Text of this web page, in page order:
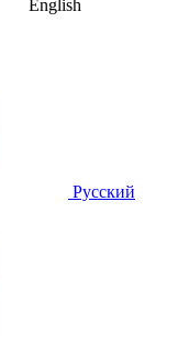
English
Русский